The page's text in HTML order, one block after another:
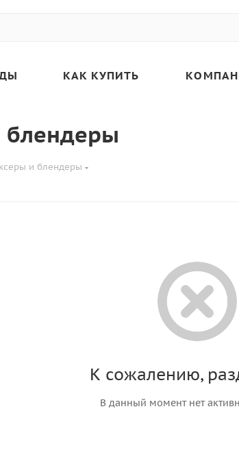
КАК КУПИТЬ
блендеры
и блендеры
К сожалению,
В данный момент нет